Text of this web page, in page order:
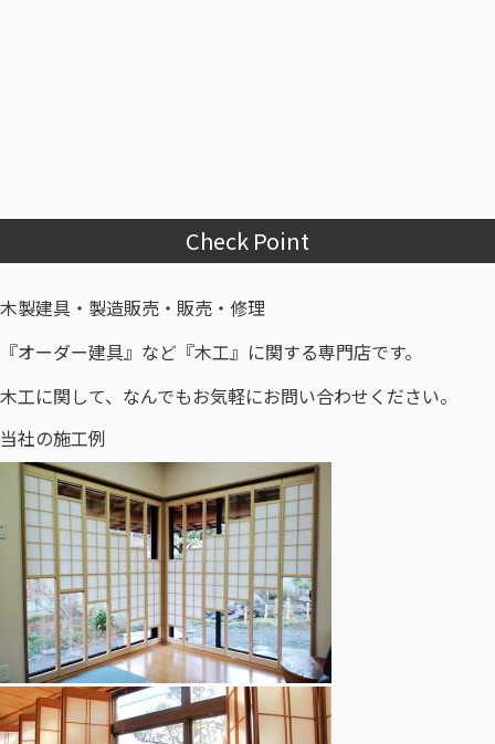
Check Point
木製建具・製造販売・販売・修理
『オーダー建具』など『木工』に関する専門店です。
木工に関して、なんでもお気軽にお問い合わせください。
当社の施工例